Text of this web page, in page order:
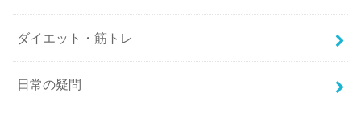
ダイエット・筋トレ
日常の疑問